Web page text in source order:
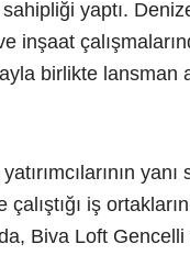
yaptı.
inşaat
birlikte lansman
iş
Biva Loft